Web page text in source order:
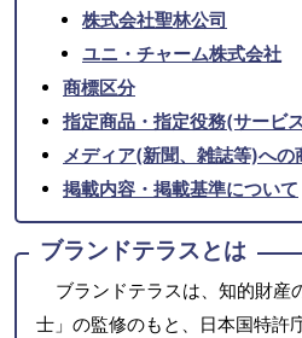
株式会社聖林公司
ユニ・チャーム株式会社
商標区分
指定商品・指定役務(サービ
メディア(新聞、雑誌等)への
掲載内容・掲載基準について
ブランドテラスとは
ブランドテラスは、知的財産
士」の監修のもと、日本国特許